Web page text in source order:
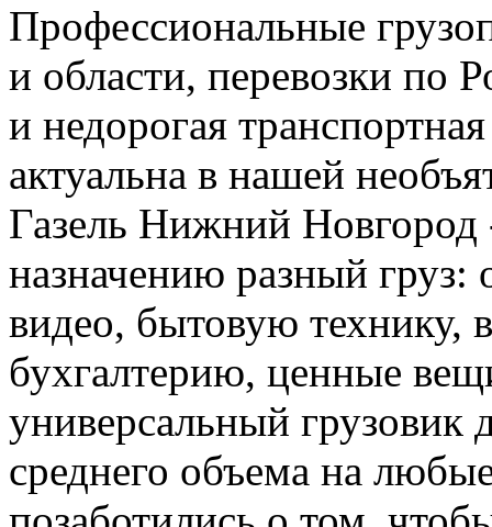
Профессиональные
и области, перевозки по
и недорогая
актуальна в нашей
Газель Нижний Новгород
назначению разный груз:
видео, бытовую технику,
бухгалтерию, ценные
универсальный грузовик
среднего объема на